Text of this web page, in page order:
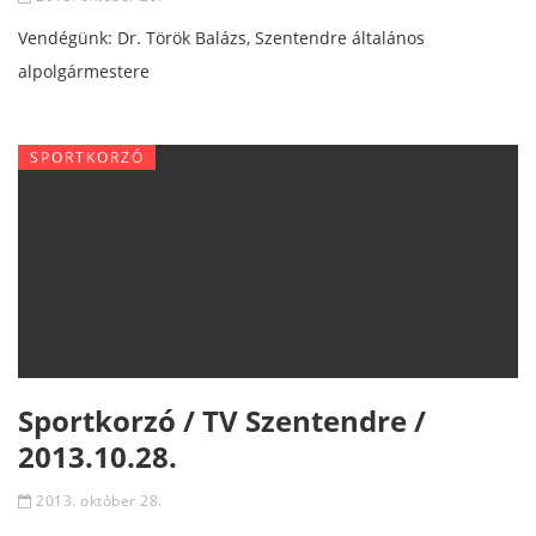
Vendégünk: Dr. Török Balázs, Szentendre általános
alpolgármestere
SPORTKORZÓ
Sportkorzó / TV Szentendre /
2013.10.28.
2013. október 28.